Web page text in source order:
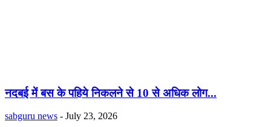
नदबई में बस के पहिये निकलने से 10 से अधिक लोग...
sabguru news - July 23, 2026